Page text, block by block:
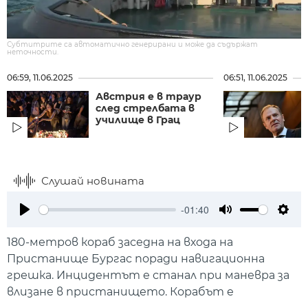
Субтитрите са автоматично генерирани и може да съдържат
неточности.
06:59, 11.06.2025
Австрия е в траур
след стрелбата в
училище в Грац
06:51, 11.06.2025
Слушай новината
-01:40
180-метров кораб заседна на входа на
Пристанище Бургас поради навигационна
грешка. Инцидентът е станал при маневра за
влизане в пристанището. Корабът е